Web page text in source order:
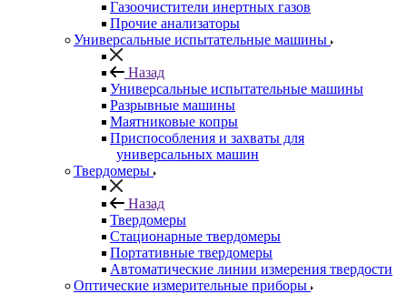
Газоочистители инертных газов
Прочие анализаторы
Универсальные испытательные машины
Назад
Универсальные испытательные машины
Разрывные машины
Маятниковые копры
Приспособления и захваты для
универсальных машин
Твердомеры
Назад
Твердомеры
Стационарные твердомеры
Портативные твердомеры
Автоматические линии измерения твердости
Оптические измерительные приборы